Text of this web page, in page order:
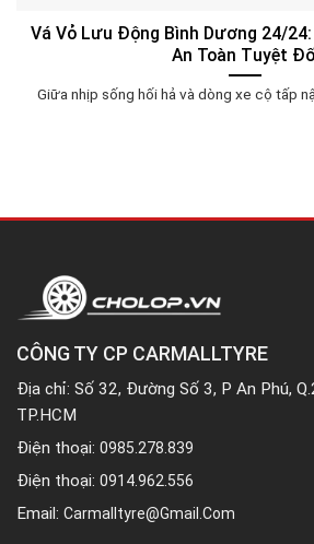
Vá Vỏ Lưu Động Bình Dương 24/
An Toàn Tuyệt
Giữa nhịp sống hối hả và dòng xe cộ tấp
CÔNG TY CP CARMALLTYRE
Địa chỉ: Số 32, Đường Số 3, P An Phú,
TP.HCM
Điện thoại: 0985.278.839
Điện thoại: 0914.962.556
Email: Carmalltyre@gmail.com